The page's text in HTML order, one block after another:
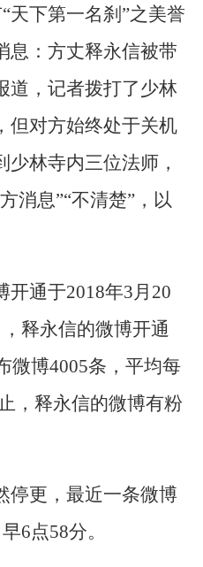
天下第一名刹”之美誉
息：方丈释永信被带
道，记者拨打了少林
但对方始终处于关机
林寺内三位法师，
消息”“不清楚”，以
开通于2018年3月20
释永信的微博开通
微博4005条，平均每
，释永信的微博有粉
停更，最近一条微博
6点58分。